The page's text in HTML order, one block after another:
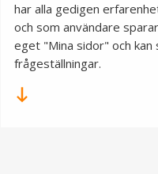
har alla gedigen
och som användare
eget "Mina sidor" och kan
frågeställningar.